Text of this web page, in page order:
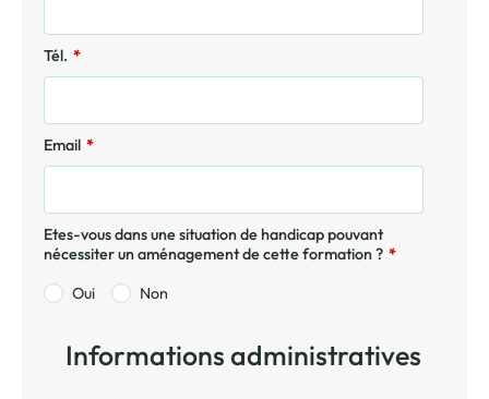
Tél. *
Email *
Etes-vous dans une situation de handicap pouvant
nécessiter un aménagement de cette formation ? *
Oui
Non
Informations administratives